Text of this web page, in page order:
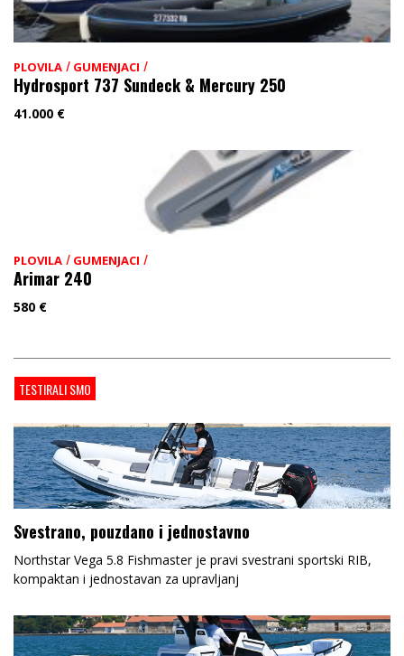
PLOVILA / GUMENJACI /
Hydrosport 737 Sundeck & Mercury 250
41.000 €
PLOVILA / GUMENJACI /
Arimar 240
580 €
TESTIRALI SMO
Svestrano, pouzdano i jednostavno
Northstar Vega 5.8 Fishmaster je pravi svestrani sportski RIB,
kompaktan i jednostavan za upravljanj